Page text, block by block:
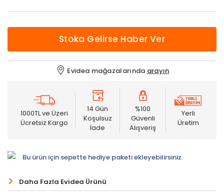
Stoka Gelirse Haber Ver
Evidea mağazalarında arayın
1000TL ve Üzeri
Ücretsiz Kargo
14 Gün
Koşulsuz
İade
%100
Güvenli
Alışveriş
Yerli
Üretim
Bu ürün için sepette hediye paketi ekleyebilirsiniz.
Daha Fazla Evidea Ürünü